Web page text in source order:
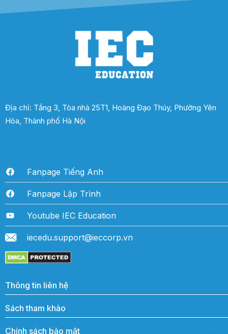
Địa chỉ: Tầng 3, Tòa nhà 25T1, Hoàng Đạo Thúy, Phường Yên
Hòa, Thành phố Hà Nội
Fanpage Tiếng Anh
Fanpage Lập Trình
Youtube IEC Education
iecedu.support@ieccorp.vn
Thông tin liên hệ
Sách tham khảo
Chính sách bảo mật